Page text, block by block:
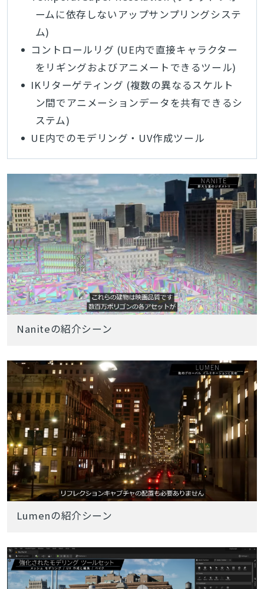
ームに依存しないアップサンプリングシステ
ム)
コントロールリグ (UE内で直接キャラクター
をリギングおよびアニメートできるツール)
IKリターゲティング (複数の異なるスケルト
ン間でアニメーションデータを共有できるシ
ステム)
UE内でのモデリング・UV作成ツール
Naniteの紹介シーン
Lumenの紹介シーン